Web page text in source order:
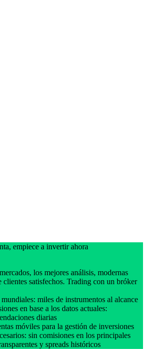
empiece a invertir ahora
los mejores análisis, modernas
clientes satisfechos. Trading con un bróker
miles de instrumentos al alcance
en base a los datos actuales:
diarias
móviles para la gestión de inversiones
sin comisiones en los principales
y spreads históricos